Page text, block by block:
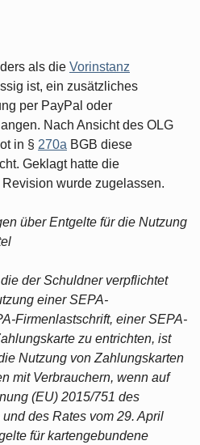
als die Vorinstanz
ist, ein zusätzliches
per PayPal oder
Nach Ansicht des OLG
in § 270a BGB diese
Geklagt hatte die
wurde zugelassen.
über Entgelte für die Nutzung
der Schuldner verpflichtet
einer SEPA-
Firmenlastschrift, einer SEPA-
zu entrichten, ist
Nutzung von Zahlungskarten
mit Verbrauchern, wenn auf
(EU) 2015/751 des
des Rates vom 29. April
für kartengebundene